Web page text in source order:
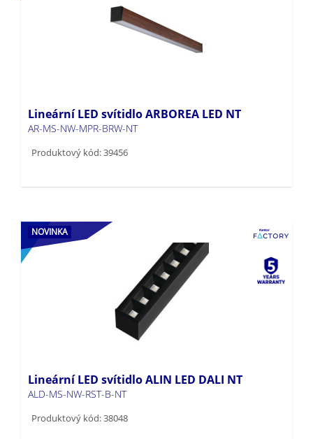
Lineární LED svítidlo ARBOREA LED NT
AR-MS-NW-MPR-BRW-NT
Produktový kód: 39456
NOVINKA
Lineární LED svítidlo ALIN LED DALI NT
ALD-MS-NW-RST-B-NT
Produktový kód: 38048